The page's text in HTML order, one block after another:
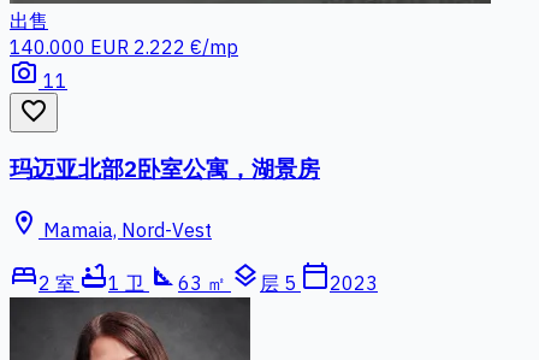
出售
140.000 EUR 2.222 €/mp
photo_camera 11
favorite_border
玛迈亚北部2卧室公寓，湖景房
location_on Mamaia, Nord-Vest
bed2 室 bathtub1 卫 square_foot 63 ㎡ layers 层 5 calendar_today2023